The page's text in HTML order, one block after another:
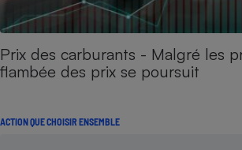
Prix des carburants - Malgré les
flambée des prix se poursuit
ACTION QUE CHOISIR ENSEMBLE